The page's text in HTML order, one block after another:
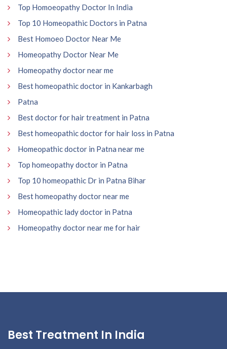
Top Homoeopathy Doctor In India
Top 10 Homeopathic Doctors in Patna
Best Homoeo Doctor Near Me
Homeopathy Doctor Near Me
Homeopathy doctor near me
Best homeopathic doctor in Kankarbagh
Patna
Best doctor for hair treatment in Patna
Best homeopathic doctor for hair loss in Patna
Homeopathic doctor in Patna near me
Top homeopathy doctor in Patna
Top 10 homeopathic Dr in Patna Bihar
Best homeopathy doctor near me
Homeopathic lady doctor in Patna
Homeopathy doctor near me for hair
Best Treatment In India